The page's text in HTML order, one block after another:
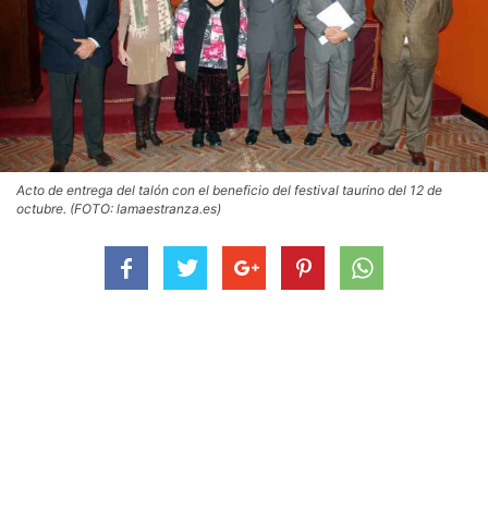
Acto de entrega del talón con el beneficio del festival taurino del 12 de
octubre. (FOTO: lamaestranza.es)